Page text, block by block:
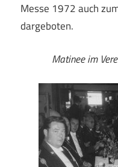
Messe 1972 auch
dargeboten.
Matinee im